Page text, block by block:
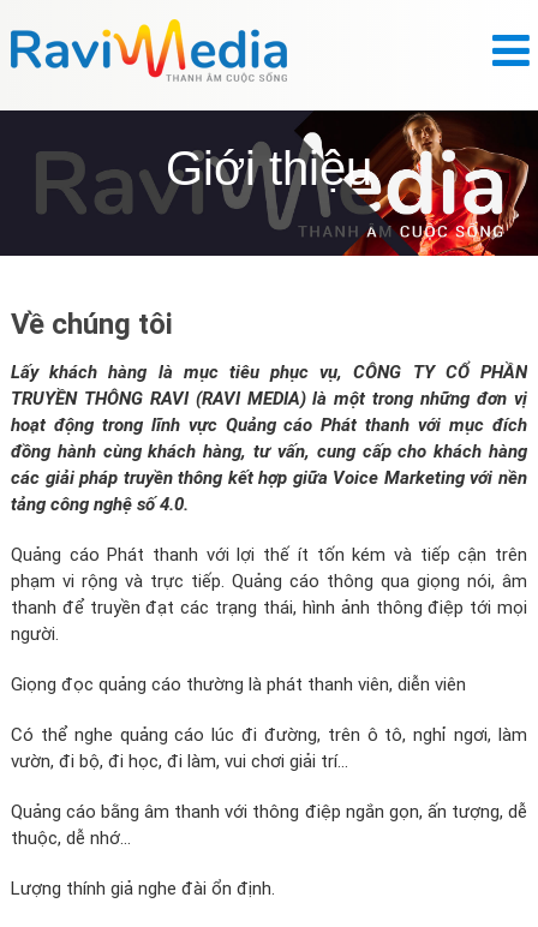
Giới thiệu
Về chúng tôi
Lấy khách hàng là mục tiêu phục vụ, CÔNG TY CỔ PHẦN
TRUYỀN THÔNG RAVI (RAVI MEDIA) là một trong những đơn vị
hoạt động trong lĩnh vực Quảng cáo Phát thanh với mục đích
đồng hành cùng khách hàng, tư vấn, cung cấp cho khách hàng
các giải pháp truyền thông kết hợp giữa Voice Marketing với nền
tảng công nghệ số 4.0.
Quảng cáo Phát thanh với lợi thế ít tốn kém và tiếp cận trên
phạm vi rộng và trực tiếp. Quảng cáo thông qua giọng nói, âm
thanh để truyền đạt các trạng thái, hình ảnh thông điệp tới mọi
người.
Giọng đọc quảng cáo thường là phát thanh viên, diễn viên
Có thể nghe quảng cáo lúc đi đường, trên ô tô, nghỉ ngơi, làm
vườn, đi bộ, đi học, đi làm, vui chơi giải trí…
Quảng cáo bằng âm thanh với thông điệp ngắn gọn, ấn tượng, dễ
thuộc, dễ nhớ…
Lượng thính giả nghe đài ổn định.